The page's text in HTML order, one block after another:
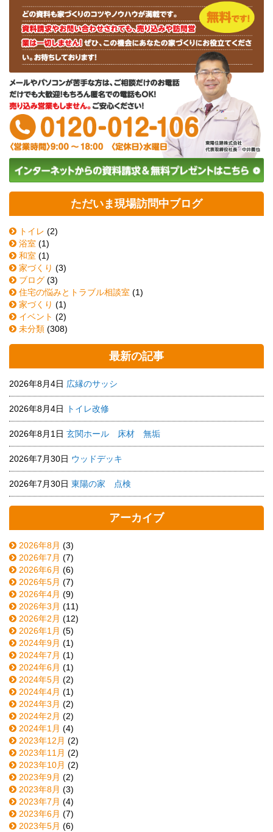
ただいま現場訪問中ブログ
トイレ (2)
浴室 (1)
和室 (1)
家づくり (3)
ブログ (3)
住宅の悩みとトラブル相談室 (1)
家づくり (1)
イベント (2)
未分類 (308)
最新の記事
2026年8月4日 広縁のサッシ
2026年8月4日 トイレ改修
2026年8月1日 玄関ホール 床材 無垢
2026年7月30日 ウッドデッキ
2026年7月30日 東陽の家 点検
アーカイブ
2026年8月 (3)
2026年7月 (7)
2026年6月 (6)
2026年5月 (7)
2026年4月 (9)
2026年3月 (11)
2026年2月 (12)
2026年1月 (5)
2024年9月 (1)
2024年7月 (1)
2024年6月 (1)
2024年5月 (2)
2024年4月 (1)
2024年3月 (2)
2024年2月 (2)
2024年1月 (4)
2023年12月 (2)
2023年11月 (2)
2023年10月 (2)
2023年9月 (2)
2023年8月 (3)
2023年7月 (4)
2023年6月 (7)
2023年5月 (6)